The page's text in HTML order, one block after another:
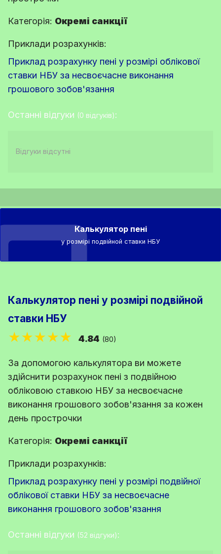
Категорія: Окремі санкції
Приклади розрахунків:
Приклад розрахунку пені у розмірі облікової
ставки НБУ за несвоєчасне виконання
грошового зобов'язання
Останні відгуки (0 відгуків):
Відгуки відсутні
Калькулятор пені
у розмірі подвійной ставки НБУ
Калькулятор пені у розмірі подвійной
ставки НБУ
★★★★★ 4.84 (80)
За допомогою калькулятора ви можете
здійснити розрахунок пені з подвійною
обліковою ставкою НБУ за несвоєчасне
виконання грошового зобов'язання за кожен
день прострочки
Категорія: Окремі санкції
Приклади розрахунків:
Приклад розрахунку пені у розмірі подвійної
облікової ставки НБУ за несвоєчасне
виконання грошового зобов'язання
Останні відгуки (52 відгуки):